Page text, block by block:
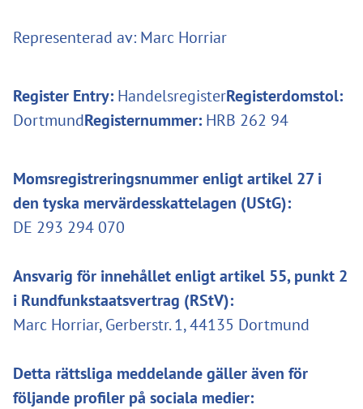
Representerad av: Marc Horriar
Register Entry: HandelsregisterRegisterdomstol:
DortmundRegisternummer: HRB 262 94
Momsregistreringsnummer enligt artikel 27 i
den tyska mervärdesskattelagen (UStG):
DE 293 294 070
Ansvarig för innehållet enligt artikel 55, punkt 2
i Rundfunkstaatsvertrag (RStV):
Marc Horriar, Gerberstr. 1, 44135 Dortmund
Detta rättsliga meddelande gäller även för
följande profiler på sociala medier: